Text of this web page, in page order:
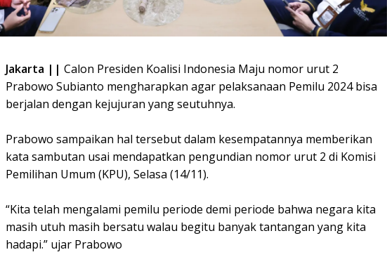
Jakarta || Calon Presiden Koalisi Indonesia Maju nomor urut 2
Prabowo Subianto mengharapkan agar pelaksanaan Pemilu 2024 bisa
berjalan dengan kejujuran yang seutuhnya.
Prabowo sampaikan hal tersebut dalam kesempatannya memberikan
kata sambutan usai mendapatkan pengundian nomor urut 2 di Komisi
Pemilihan Umum (KPU), Selasa (14/11).
“Kita telah mengalami pemilu periode demi periode bahwa negara kita
masih utuh masih bersatu walau begitu banyak tantangan yang kita
hadapi.” ujar Prabowo